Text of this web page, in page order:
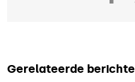
Gerelateerde